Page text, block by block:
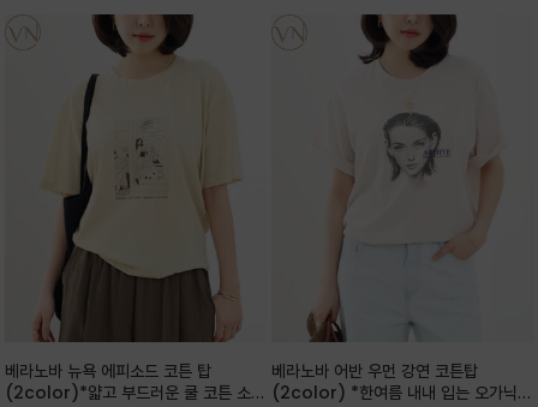
베라노바 뉴욕 에피소드 코튼 탑
(2color)*얇고 부드러운 쿨 코튼 소재
베라노바 어반 우먼 강연 코튼탑
(2color) *한여름 내내 입는 오가닉